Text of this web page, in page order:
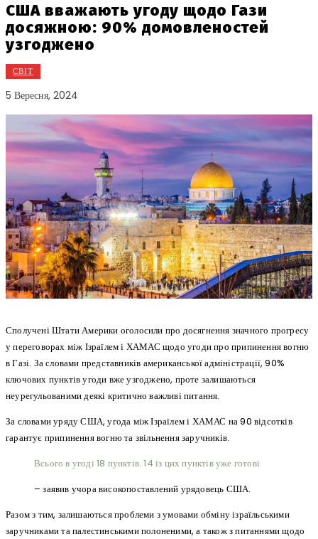
США вважають угоду щодо Гази
досяжною: 90% домовленостей
узгоджено
СВІТ
5 Вересня, 2024
Сполучені Штати Америки оголосили про досягнення значного прогресу
у переговорах між Ізраїлем і ХАМАС щодо угоди про припинення вогню
в Газі. За словами представників американської адміністрації, 90%
ключових пунктів угоди вже узгоджено, проте залишаються
неурегульованими деякі критично важливі питання.
За словами уряду США, угода між Ізраїлем і ХАМАС на 90 відсотків
гарантує припинення вогню та звільнення заручників.
Всього в угоді 18 пунктів. 14 із цих пунктів уже готові
– заявив учора високопоставлений урядовець США.
Разом з тим, залишаються проблеми з умовами обміну ізраїльськими
заручниками та палестинськими полоненими, а також з питаннями щодо